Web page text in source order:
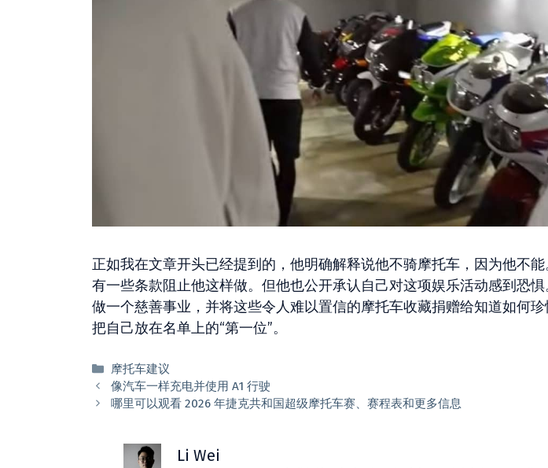
正如我在文章开头已经提到的，他明确解释说他不骑摩托车，因为他不
有一些条款阻止他这样做。但他也公开承认自己对这项娱乐活动感到恐
做一个慈善事业，并将这些令人难以置信的摩托车收藏捐赠给知道如何
把自己放在名单上的“第一位”。
分
类
摩托车建议
像汽车一样充电并使用 A1 行驶
哪里可以观看 2026 年捷克共和国超级摩托车赛、赛程表和更多信息
Li Wei